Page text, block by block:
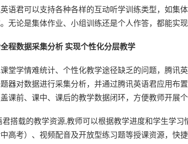
语君可以支持各种各样的互动听学训练类型，如集
无论是集体作业、小组训练还是个人作答，都能实
程数据采集分析 实现个性化分层教学
堂学情难统计、个性化教学途径缺乏的问题，腾讯
器对数据进行采集分析，并通过腾讯英语君应用布
课前、课中、课后的教学数据闭环，方便教师开展个
搭载的教学资源,教师可以根据教学进度和学生学习
高考）、视频配音及开放型练习题等授课资源，快